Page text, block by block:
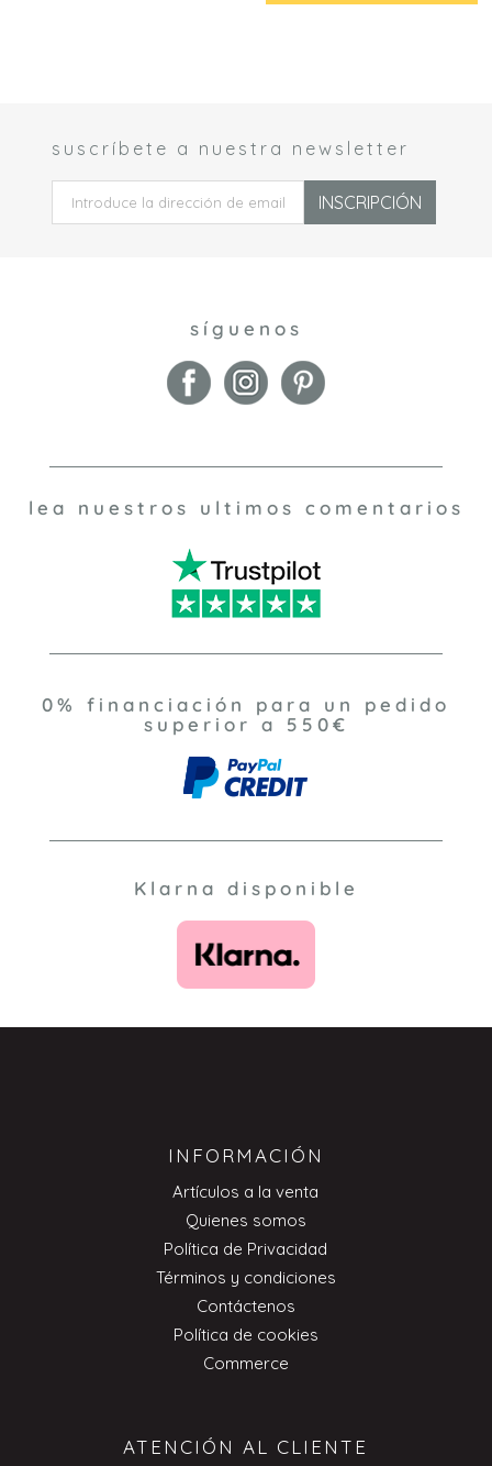
suscríbete a nuestra newsletter
INSCRIPCIÓN
síguenos
lea nuestros ultimos comentarios
0% financiación para un pedido
superior a 550€
Klarna disponible
INFORMACIÓN
Artículos a la venta
Quienes somos
Política de Privacidad
Términos y condiciones
Contáctenos
Política de cookies
Commerce
ATENCIÓN AL CLIENTE